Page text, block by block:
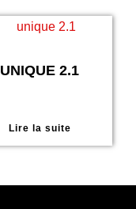
UNIQUE 2.1
Lire la suite